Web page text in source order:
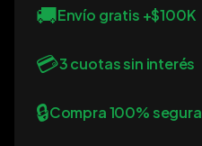
🚚Envío gratis +$100K
💳3 cuotas sin interés
🔒Compra 100% segura